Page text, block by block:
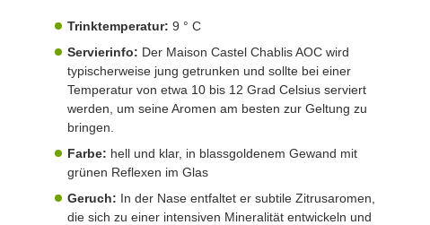
Trinktemperatur: 9 ° C
Servierinfo: Der Maison Castel Chablis AOC wird
typischerweise jung getrunken und sollte bei einer
Temperatur von etwa 10 bis 12 Grad Celsius serviert
werden, um seine Aromen am besten zur Geltung zu
bringen.
Farbe: hell und klar, in blassgoldenem Gewand mit
grünen Reflexen im Glas
Geruch: In der Nase entfaltet er subtile Zitrusaromen,
die sich zu einer intensiven Mineralität entwickeln und